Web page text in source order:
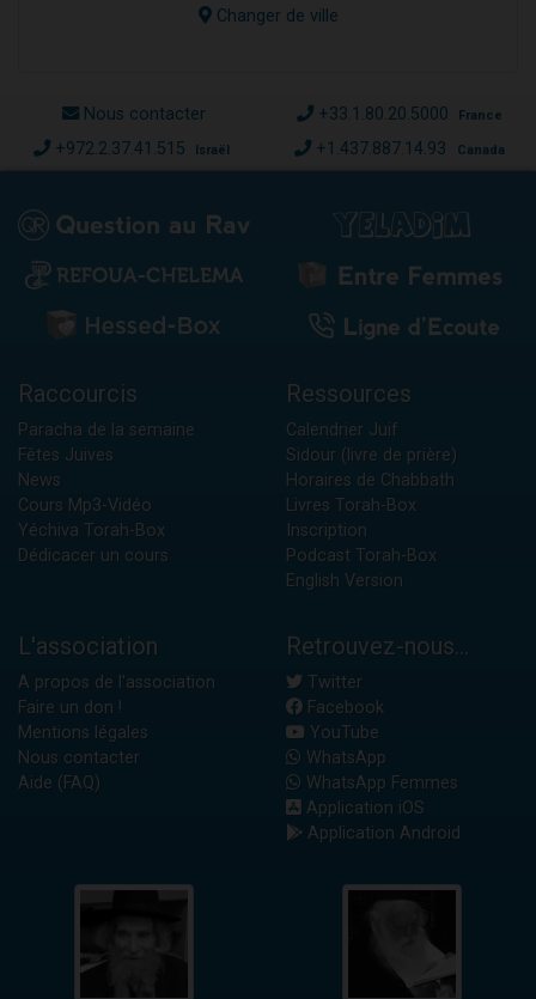
Changer de ville
Nous contacter +33.1.80.20.5000 France
+972.2.37.41.515 Israël +1.437.887.14.93 Canada
Raccourcis
Paracha de la semaine
Fêtes Juives
News
Cours Mp3-Vidéo
Yéchiva Torah-Box
Dédicacer un cours
Ressources
Calendrier Juif
Sidour (livre de prière)
Horaires de Chabbath
Livres Torah-Box
Inscription
Podcast Torah-Box
English Version
L'association
A propos de l'association
Faire un don !
Mentions légales
Nous contacter
Aide (FAQ)
Retrouvez-nous...
Twitter
Facebook
YouTube
WhatsApp
WhatsApp Femmes
Application iOS
Application Android